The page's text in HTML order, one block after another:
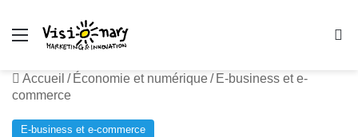
Menu
Accueil / Économie et numérique/ E-business et e-
commerce
E-business et e-commerce